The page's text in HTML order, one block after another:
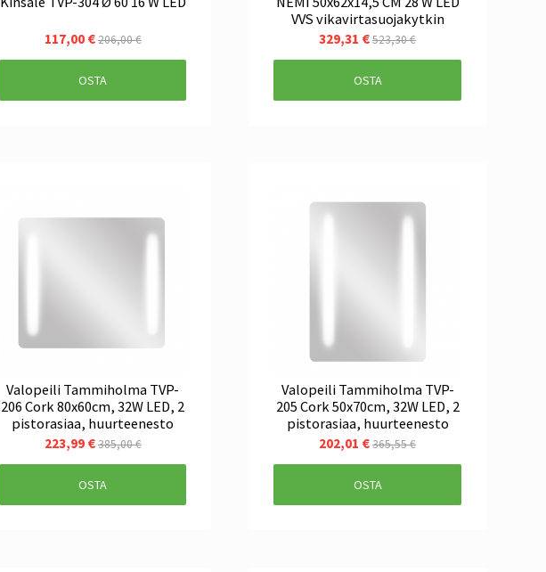
117,00 €206,00 €
OSTA
VVS vikavirtasuojakytkin
329,31 €523,30 €
OSTA
Valopeili Tammiholma TVP-
206 Cork 80x60cm, 32W LED, 2
pistorasiaa, huurteenesto
223,99 €385,00 €
OSTA
Valopeili Tammiholma TVP-
205 Cork 50x70cm, 32W LED, 2
pistorasiaa, huurteenesto
202,01 €365,55 €
OSTA